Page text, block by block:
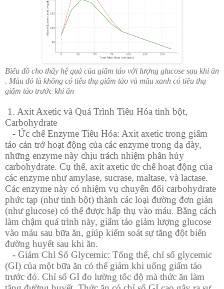
Biểu đồ cho thấy hệ quả của giấm táo với lượng glucose sau khi ăn
. Màu đỏ là không có tiêu thụ giấm táo và mầu xanh có tiêu thụ
giấm táo trước khi ăn
1. Axit Axetic và Quá Trình Tiêu Hóa tinh bột,
Carbohydrate
- Ức chế Enzyme Tiêu Hóa: Axit axetic trong giấm
táo cản trở hoạt động của các enzyme trong dạ dày,
những enzyme này chịu trách nhiệm phân hủy
carbohydrate. Cụ thể, axit axetic ức chế hoạt động của
các enzyme như amylase, sucrase, maltase, và lactase.
Các enzyme này có nhiệm vụ chuyển đổi carbohydrate
phức tạp (như tinh bột) thành các loại đường đơn giản
(như glucose) có thể được hấp thụ vào máu. Bằng cách
làm chậm quá trình này, giấm táo giảm lượng glucose
vào máu sau bữa ăn, giúp kiểm soát sự tăng đột biến
đường huyết sau khi ăn.
- Giảm Chỉ Số Glycemic: Tổng thể, chỉ số glycemic
(GI) của một bữa ăn có thể giảm khi uống giấm táo
trước đó. Chỉ số GI đo lường tốc độ mà thức ăn làm